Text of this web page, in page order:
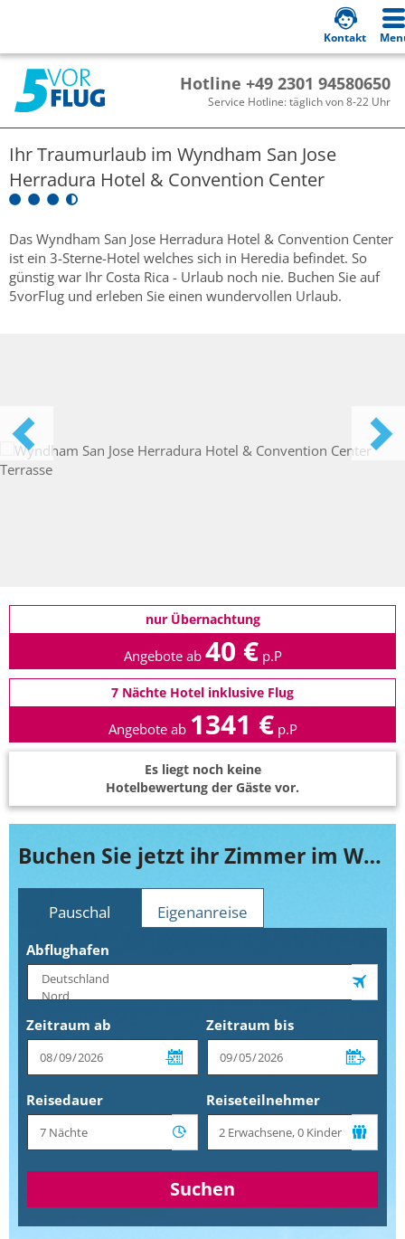
Hotline +49 2301 94580650
Service Hotline: täglich von 8-22 Uhr
Kontakt
Ihr Traumurlaub im Wyndham San Jose
Herradura Hotel & Convention Center
Das Wyndham San Jose Herradura Hotel & Convention Center
ist ein 3-Sterne-Hotel welches sich in Heredia befindet. So
günstig war Ihr Costa Rica - Urlaub noch nie. Buchen Sie auf
5vorFlug und erleben Sie einen wundervollen Urlaub.
nur Übernachtung
Angebote ab 40 € p.P
7 Nächte Hotel inklusive Flug
Angebote ab 1341 € p.P
Es liegt noch keine
Hotelbewertung der Gäste vor.
Buchen Sie jetzt ihr Zimmer im Wyndham San Jose Herradura Hotel & Convention Center
Pauschal Eigenanreise
Abflughafen
Zeitraum ab Zeitraum bis
Reisedauer Reiseteilnehmer
Suchen